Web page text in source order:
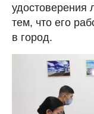
удостоверения
тем, что его
в город.